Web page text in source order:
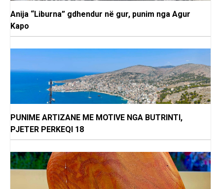
Anija “Liburna” gdhendur në gur, punim nga Agur
Kapo
PUNIME ARTIZANE ME MOTIVE NGA BUTRINTI,
PJETER PERKEQI 18